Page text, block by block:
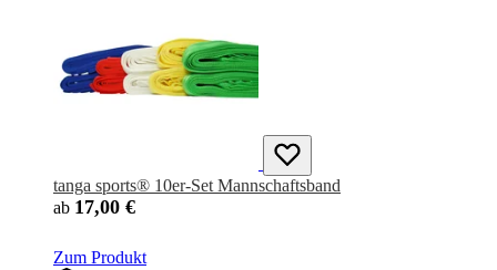
tanga sports® 10er-Set Mannschaftsband
ab 17,00 €
Zum Produkt